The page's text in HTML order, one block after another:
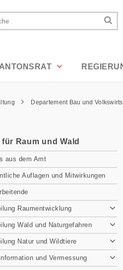
Departement Bau und
für Raum und Wald
aus dem Amt
Auflagen und Mitwirkungen
Raumentwicklung
Wald und Naturgefahren
Natur und Wildtiere
und Vermessung